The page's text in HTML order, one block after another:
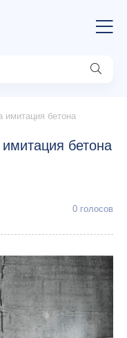
имитация бетона
бетона
0 голосов